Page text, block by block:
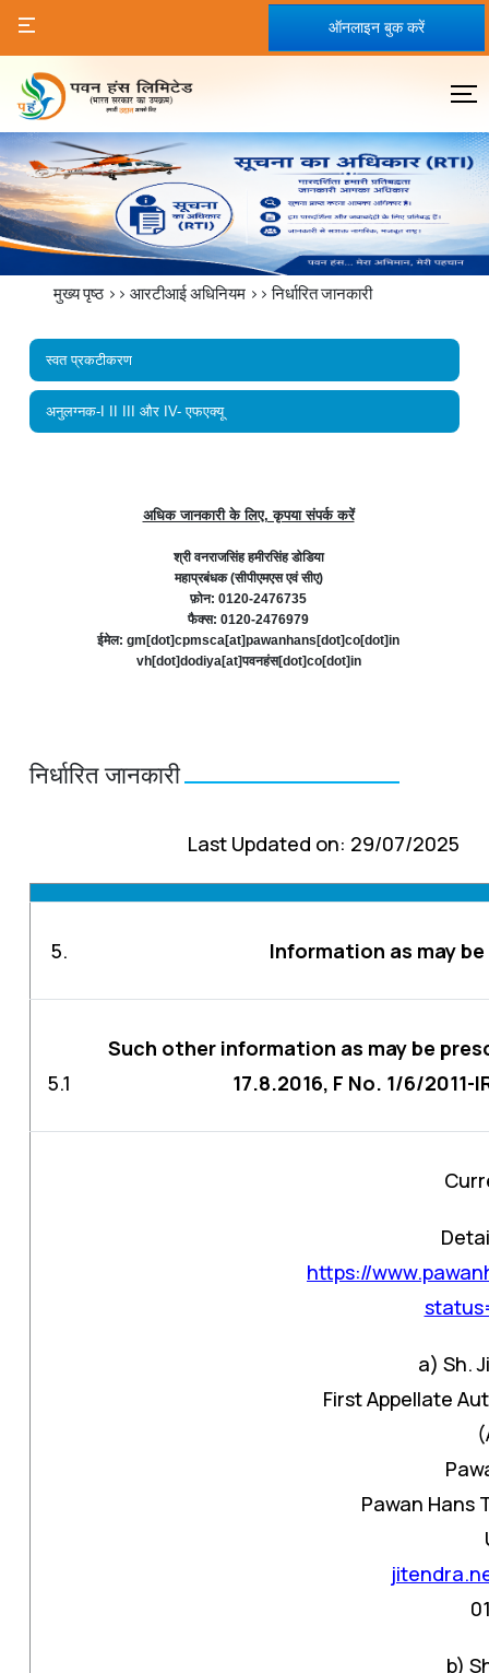
ऑनलाइन बुक करें
मुख्य पृष्ठ >>आरटीआई अधिनियम >>निर्धारित जानकारी
स्वत प्रकटीकरण
अनुलग्नक-I II III और IV- एफएक्यू
अधिक जानकारी के लिए, कृपया संपर्क करें
श्री वनराजसिंह हमीरसिंह डोडिया
महाप्रबंधक (सीपीएमएस एवं सीए)
फ़ोन: 0120-2476735
फैक्स: 0120-2476979
ईमेल: gm[dot]cpmsca[at]pawanhans[dot]co[dot]in
vh[dot]dodiya[at]पवनहंस[dot]co[dot]in
निर्धारित जानकारी
Last Updated on: 29/07/2025
5. Information as may
5.1
Such other information as may be
17.8.2016, F No. 1/6/2011-
https://
a) Sh.
First Appellate
Pawan Hans
b)